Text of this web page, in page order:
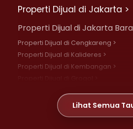
Properti Dijual di Jakarta >
Properti Dijual di Jakarta
Properti Dijual di Cengkareng >
Properti Dijual di Kalideres >
Properti Dijual di Kembangan >
Properti Dijual di Meruya >
Properti Dijual di Jelambar >
Lihat Semua